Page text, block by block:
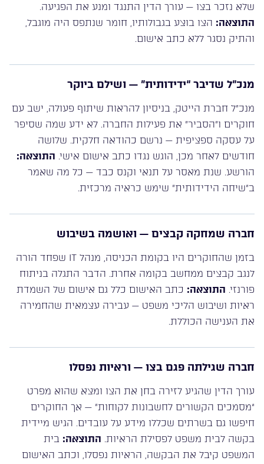
שלא נזכר בצו — עורך הדין התנגד ומנע את הפגיעה.
התוצאה: הצו בוצע בגבולותיו, חומר שנתפס היה מוגבל,
והתיק נסגר ללא כתב אישום.
מנכ”ל שדיבר “ידידותית” — ושילם ביוקר
מנכ”ל חברת הייטק, בניסיון להראות שיתוף פעולה, ישב עם
חוקרים ו”הסביר” את פעילות החברה. לא ידע שמה שסיפר
על עסקה ספציפית — נרשם כהודאה חלקית. שלושה
חודשים לאחר מכן, הוגש נגדו כתב אישום אישי. התוצאה:
הורשע. שנת מאסר על תנאי וקנס כבד — כל מה שאמר
ב”שיחה הידידותית” שימש כראיה מרכזית.
חברה שמחקה קבצים — ואושמה בשיבוש
בזמן שהחוקרים היו בקומת הכניסה, מנהל IT שפחד הורה
לנגב קבצים ממחשב בקומה אחרת. הדבר התגלה בניתוח
פורנזי. התוצאה: כתב האישום כלל גם אישום של השמדת
ראיות ושיבוש הליכי משפט — עבירה עצמאית שהחמירה
את הענישה הכוללת.
חברה שגילתה פגם בצו — וראיות נפסלו
עורך הדין שהגיע לזירה בחן את הצו ומצא שהוא מפרט
“מסמכים הקשורים לחשבונות לקוחות” — אך החוקרים
חיפשו גם בשרתים שכללו מידע על עובדים. הגיש מיידית
בקשה לבית משפט לפסילת הראיות. התוצאה: בית
המשפט קיבל את הבקשה, הראיות נפסלו, וכתב האישום